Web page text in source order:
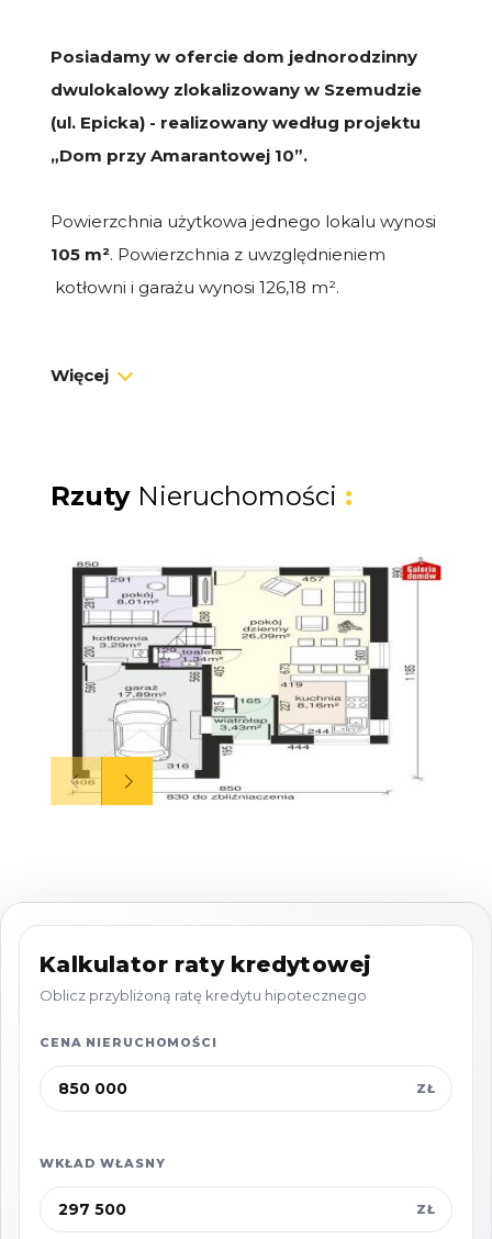
Posiadamy w ofercie dom jednorodzinny
dwulokalowy zlokalizowany w Szemudzie
(ul. Epicka) - realizowany według projektu
„Dom przy Amarantowej 10”.
Powierzchnia użytkowa jednego lokalu wynosi
105 m². Powierzchnia z uwzględnieniem
kotłowni i garażu wynosi 126,18 m².
Szemudzie jest na etapie przygotowania do
uzgodnienia ostatecznego standardu
wykończenia. Zdjęcia w ofercie mają charakter
realizację tego samego dewelopera.
Dostępne są obie połówki bliźniaka
Klient kupujący nie płaci podatku PCC 2%!
Planowany termin realizacji: IV kwartał
2026 roku.
wypoczynkową oraz jadalnianą, a także
Dużym atutem jest dodatkowy pokój na
parterze, który może pełnić funkcję gabinetu
Dodatkowym udogodnieniem jest
Więcej
Rzuty Nieruchomości :
Kalkulator raty kredytowej
Oblicz przybliżoną ratę kredytu hipotecznego
CENA NIERUCHOMOŚCI
ZŁ
WKŁAD WŁASNY
ZŁ